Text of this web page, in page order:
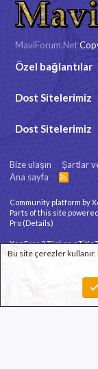
MaviForum.Net
Özel bağlantılar
Dost Sitelerimiz
Dost Sitelerimiz
Bize ulaşın Şartlar
Ana sayfa
R
Community platform by
Parts of this site
Pro (Details)
XenForo 2 Türkçe
© by
Bu site çerezler kullanır.